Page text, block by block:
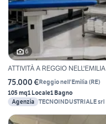
6
ATTIVITÀ A REGGIO NELL'EMILIA
75.000 €Reggio nell'Emilia (RE)
105 mq1 Locale1 Bagno
Agenzia TECNOINDUSTRIALE srl